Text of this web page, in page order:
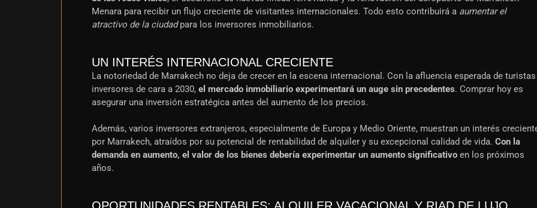
Menara para recibir un flujo creciente de visitantes internacionales. Todo esto contribuirá a aumentar el
atractivo de la ciudadpara los inversores inmobiliarios.
UN INTERÉS INTERNACIONAL CRECIENTE
La notoriedad de Marrakech no deja de crecer en la escena internacional. Con la afluencia esperada de
inversores de cara a 2030, el mercado inmobiliario experimentará un auge sin precedentes. Comprar hoy es
asegurar una inversión estratégica antes del aumento de los precios.
Además, varios inversores extranjeros, especialmente de Europa y Medio Oriente, muestran un interés
por Marrakech, atraídos por su potencial de rentabilidad de alquiler y su excepcional calidad de vida. Con la
demanda en aumento, el valor de los bienes debería experimentar un aumento significativo en los próximos
años.